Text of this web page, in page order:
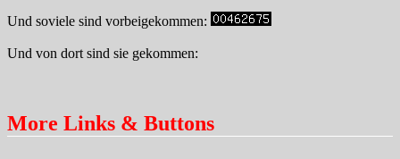
Und soviele sind vorbeigekommen:
Und von dort sind sie gekommen:
More Links & Buttons